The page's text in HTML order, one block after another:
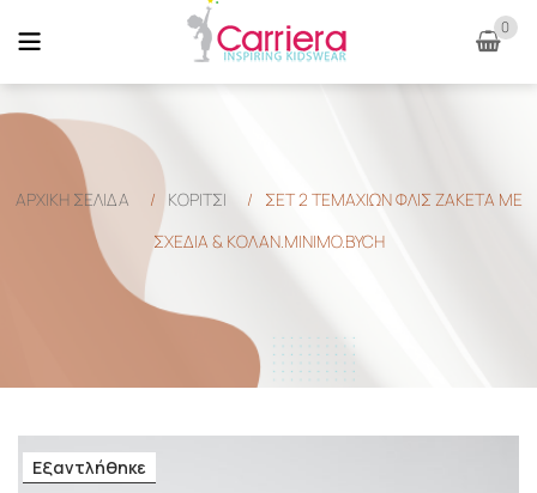
0
ΑΡΧΙΚΉ ΣΕΛΊΔΑ / ΚΟΡΙΤΣΙ /
ΣΕΤ 2 ΤΕΜΑΧΙΩΝ ΦΛΙΣ ΖΑΚΕΤΑ ΜΕ
ΣΧΈΔΙΑ & ΚΟΛΑΝ.MINIMO.BYCH
Εξαντλήθηκε